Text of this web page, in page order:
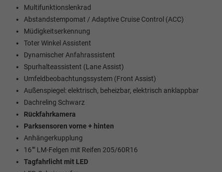
Multifunktionslenkrad
Abstandstempomat / Adaptive Cruise Control (ACC)
Müdigkeitserkennung
Toter Winkel Assistent
Dynamischer Anfahrassistent
Spurhalteassistent (Lane Assist)
Umfeldbeobachtungssystem (Front Assist)
Außenspiegel: elektrisch, beheizbar, elektrisch anklappbar
Dachreling Schwarz
Rückfahrkamera
Parksensoren vorne + hinten
Anhängerkupplung
16"" LM-Felgen mit Reifen 205/60R16
Tagfahrlicht mit LED